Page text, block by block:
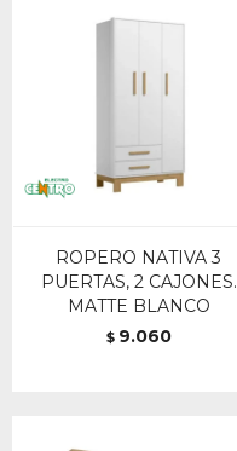
ROPERO NATIVA 3
PUERTAS, 2 CAJONES.
MATTE BLANCO
$ 9.060